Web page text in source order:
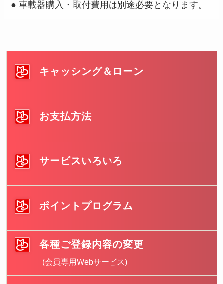
● 車載器購入・取付費用は別途必要となります。
キャッシング＆ローン
お支払方法
サービスいろいろ
ポイントプログラム
各種ご登録内容の変更
(会員専用Webサービス)